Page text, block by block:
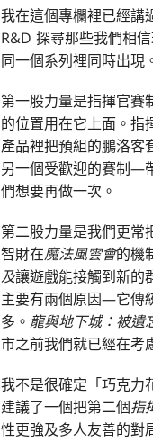
我在這個專欄裡已經講
R&D 探尋那些我們相
同一個系列裡同時出現
第一股力量是指揮官賽
的位置用在它上面。指
產品裡把預組的鵬洛
另一個受歡迎的賽制—
們想要再做一次。
第二股力量是我們更
智財在魔法風雲會的機
及讓遊戲能接觸到新的
主要有兩個原因—它傳
多。 龍與地下城：被遺
市之前我們就已經在考
我不是很確定「巧克力
建議了一個把第二個指
性更強及多人友善的對